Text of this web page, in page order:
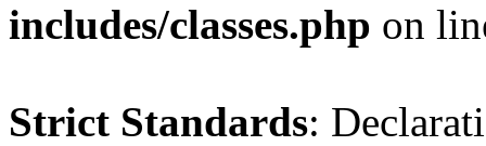
includes/classes.php on
Strict Standards: